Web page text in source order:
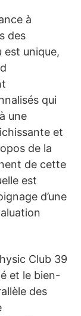
à
des
est unique,
qui
une
et
de la
de cette
est
d’une
Club 39
et le bien-
des